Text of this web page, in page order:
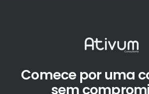
Comece por uma
sem